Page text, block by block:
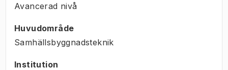
Avancerad nivå
Huvudområde
Samhällsbyggnadsteknik
Institution